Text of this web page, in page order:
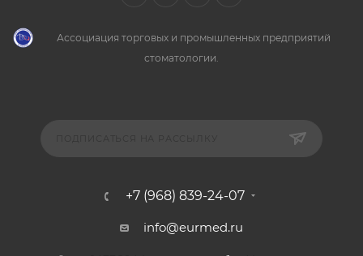
Ассоциация торговых и промышленных предприятий
стоматологии.
+7 (968) 839-24-07
info@eurmed.ru